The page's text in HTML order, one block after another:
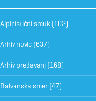
Alpinistični smuk(102)
Arhiv novic(637)
Arhiv predavanj(168)
Balvanska smer(47)